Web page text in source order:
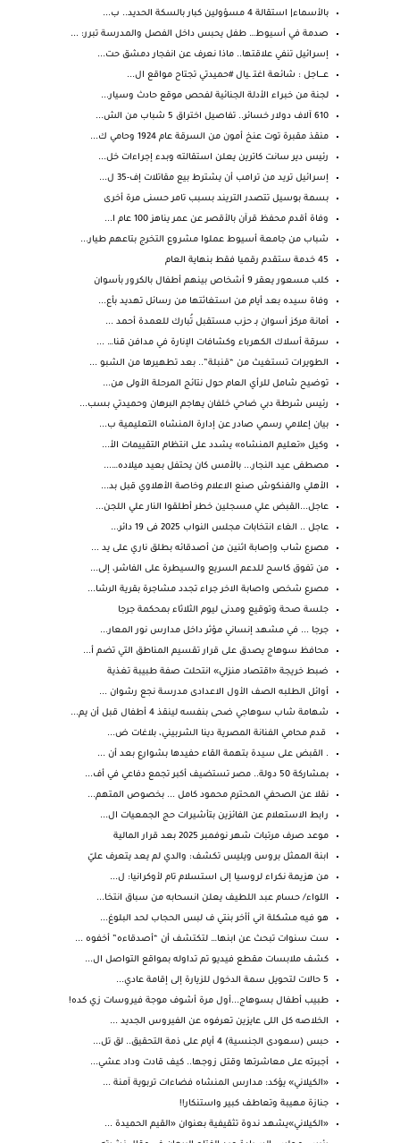
بالأسماء| استقالة 4 مسؤولين كبار بالسكة الحديد.. ب...
صدمة في أسيوط… طفل يحبس داخل الفصل والمدرسة تبرر: ...
إسرائيل تنفي علاقتها.. ماذا نعرف عن انفجار دمشق حت...
عـــــاجل : شائعة اغتـ ـيال #حميدتي تجتاح مواقع ال...
لجنة من خبراء الأدلة الجنائية لفحص موقع حادث وسيار...
610 آلاف دولار خسائر.. تفاصيل اختراق 5 شباب من الش...
منقذ مقبرة توت عنخ أمون من السرقة عام 1924 وحامي ك...
رئيس دير سانت كاترين يعلن استقالته وبدء إجراءات خل...
إسرائيل تريد من ترامب أن يشترط بيع مقاتلات إف-35 ل...
بسمة بوسيل تتصدر التريند بسبب تامر حسنى مرة أخرى
وفاة أقدم محفظ قرآن بالأقصر عن عمر يناهز 100 عام ا...
شباب من جامعة أسيوط عملوا مشروع التخرج بتاعهم طيار...
45 خدمة ستقدم رقميا فقط بنهاية العام
كلب مسعور يعقر 9 أشخاص بينهم أطفال بالكرور بأسوان
وفاة سيده بعد أيام من استغاثتها من رسائل تهديد بأع...
أمانة مركز أسوان بـ حزب مستقبل تُبارك للعمدة أحمد ...
سرقة أسلاك الكهرباء وكشافات الإنارة في مدافن قنا… ...
الطويرات تستغيث من “قنبلة”.. بعد تطهيرها من الشبو ...
توضيح شامل للرأي العام حول نتائج المرحلة الأولى من...
رئيس شرطة دبي ضاحي خلفان يهاجم البرهان وحميدتي بسب...
بيان إعلامي رسمي صادر عن إدارة المنشاه التعليمية ب...
وكيل «تعليم المنشاه» يشدد على انتظام التقييمات الأ...
مصطفى عيد النجار... بالأمس كان يحتفل بعيد ميلاده…...
الأهلي والفنكوش صنع الاعلام وخاصة الأهلاوي قبل بد...
عاجل...القبض علي مسجلين خطر أطلقوا النار علي اللجن...
عاجل .. الغاء انتخابات مجلس النواب 2025 فى 19 دائر...
مصرع شاب وإصابة اثنين من أصدقائه بطلق ناري على يد ...
من تفوق كاسح للدعم السريع والسيطرة على الفاشر، إلى...
مصرع شخص واصابة الاخر جراء تجدد مشاجرة بقرية الرشا...
جلسة صحة وتوقيع ومدنى ليوم الثلاثاء بمحكمة جرجا
جرجا ... في مشهد إنساني مؤثر داخل مدارس نور المعار...
محافظ سوهاج يصدق على قرار تقسيم المناطق التي تضم أ...
ضبط خريجة «اقتصاد منزلي» انتحلت صفة طبيبة تغذية
أوائل الطلبه الصف الأول الاعدادى مدرسة نجع رشوان ...
شهامة شاب سوهاجي ضحى بنفسه لينقذ 4 أطفال قبل أن يم...
قدم محامي الفنانة المصرية دينا الشربيني، بلاغات ض...
. القبض على سيدة بتهمة القاء حفيدها بشوارع بعد أن ...
بمشاركة 50 دولة.. مصر تستضيف أكبر تجمع دفاعي في أف...
نقلا عن الصحفي المحترم محمود كامل ... بخصوص المتهم...
رابط الاستعلام عن الفائزين بتأشيرات حج الجمعيات ال...
موعد صرف مرتبات شهر نوفمبر 2025 بعد قرار المالية
ابنة الممثل بروس ويليس تكشف: والدي لم يعد يتعرف عليّ
من هزيمة نكراء لروسيا إلى استسلام تام لأوكرانيا: ل...
اللواء/ حسام عبد اللطيف يعلن انسحابه من سباق انتخا...
هو فيه مشكلة اني أأخر بنتي ف لبس الحجاب لحد البلوغ...
ست سنوات تبحث عن ابنها… لتكتشف أن “أصدقاءه” أخفوه ...
كشف ملابسات مقطع فيديو تم تداوله بمواقع التواصل ال...
5 حالات لتحويل سمة الدخول للزيارة إلى إقامة عادي...
طبيب أطفال بسوهاج...أول مرة أشوف موجة فيروسات زي كده!
الخلاصه كل اللى عايزين تعرفوه عن الفيروس الجديد ...
حبس (سعودى الجنسية) 4 أيام على ذمة التحقيق.. لق تل...
أجبرته على معاشرتها وقتل زوجها.. كيف قادت وداد عشي...
«الكيلاني» يؤكد: مدارس المنشاه فضاءات تربوية آمنة ...
جنازة مهيبة وتعاطف كبير واستنكار!!
«الكيلاني»يشهد ندوة تثقيفية بعنوان «القيم الحميدة ...